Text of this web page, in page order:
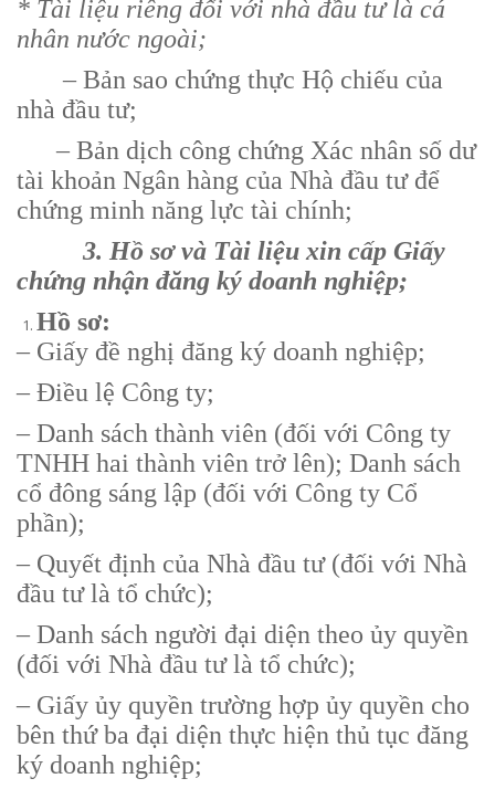
* Tài liệu riêng đối với nhà đầu tư là cá
nhân nước ngoài;
– Bản sao chứng thực Hộ chiếu của
nhà đầu tư;
– Bản dịch công chứng Xác nhân số dư
tài khoản Ngân hàng của Nhà đầu tư để
chứng minh năng lực tài chính;
3. Hồ sơ và Tài liệu xin cấp Giấy
chứng nhận đăng ký doanh nghiệp;
Hồ sơ:
– Giấy đề nghị đăng ký doanh nghiệp;
– Điều lệ Công ty;
– Danh sách thành viên (đối với Công ty
TNHH hai thành viên trở lên); Danh sách
cổ đông sáng lập (đối với Công ty Cổ
phần);
– Quyết định của Nhà đầu tư (đối với Nhà
đầu tư là tổ chức);
– Danh sách người đại diện theo ủy quyền
(đối với Nhà đầu tư là tổ chức);
– Giấy ủy quyền trường hợp ủy quyền cho
bên thứ ba đại diện thực hiện thủ tục đăng
ký doanh nghiệp;